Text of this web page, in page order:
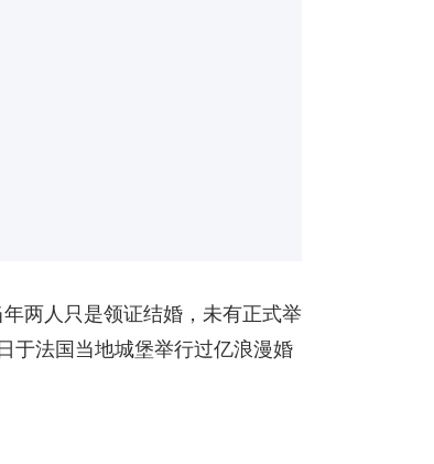
两人只是领证结婚，未有正式举
于法国当地城堡举行过亿浪漫婚